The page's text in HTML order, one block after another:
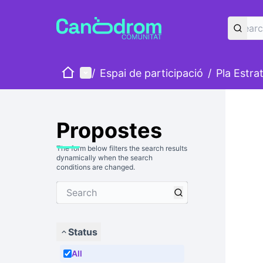
HomeMain menu
/ Espai de participació / Pla
Propostes
The form below filters the search results
dynamically when the search
conditions are changed.
Status
All